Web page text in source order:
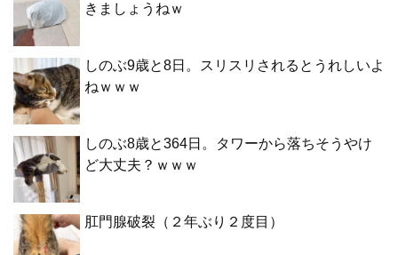
きましょうねｗ
しのぶ9歳と8日。スリスリされるとうれしいよ
ねｗｗｗ
しのぶ8歳と364日。タワーから落ちそうやけ
ど大丈夫？ｗｗｗ
肛門腺破裂（２年ぶり２度目）